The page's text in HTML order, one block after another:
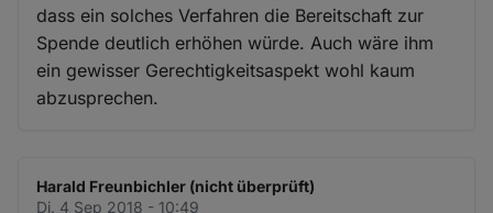
dass ein solches Verfahren die Bereitschaft zur
Spende deutlich erhöhen würde. Auch wäre ihm
ein gewisser Gerechtigkeitsaspekt wohl kaum
abzusprechen.
Harald Freunbichler (nicht überprüft)
Di. 4 Sep 2018 - 10:49